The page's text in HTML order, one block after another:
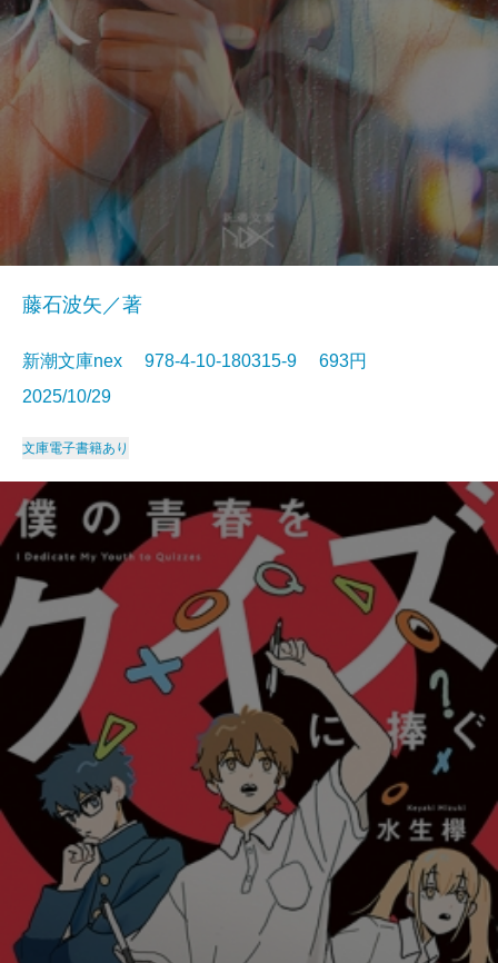
藤石波矢／著
新潮文庫nex 978-4-10-180315-9 693円
2025/10/29
文庫電子書籍あり